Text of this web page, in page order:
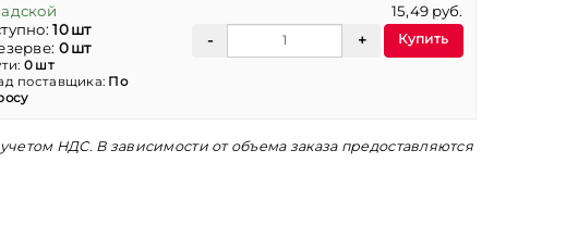
10 шт
0 шт
0 шт
поставщика: По
15,49 руб.
Купить
НДС. В зависимости от объема заказа предоставляются